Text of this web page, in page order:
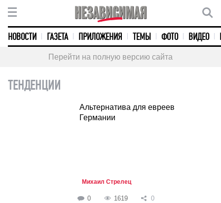
НОВОСТИ ГАЗЕТА ПРИЛОЖЕНИЯ ТЕМЫ ФОТО ВИДЕО
Перейти на полную версию сайта
ТЕНДЕНЦИИ
Альтернатива для евреев
Германии
Михаил Стрелец
0 1619 0